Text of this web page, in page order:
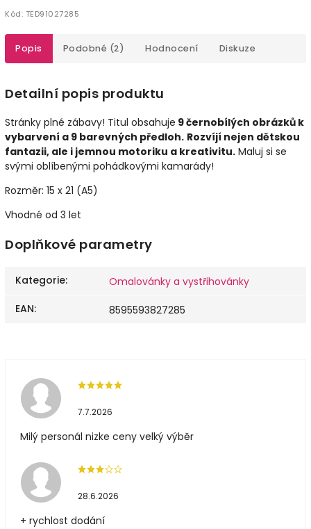
Kód: TED91027285
Popis Podobné (2) Hodnocení Diskuze
Detailní popis produktu
Stránky plné zábavy! Titul obsahuje 9 černobílých obrázků k
vybarvení a 9 barevných předloh. Rozvíjí nejen dětskou
fantazii, ale i jemnou motoriku a kreativitu. Maluj si se
svými oblíbenými pohádkovými kamarády!
Rozměr: 15 x 21 (A5)
Vhodné od 3 let
Doplňkové parametry
Kategorie:
Omalovánky a vystřihovánky
EAN: 8595593827285
7.7.2026
Milý personál nizke ceny velký výběr
28.6.2026
+ rychlost dodání